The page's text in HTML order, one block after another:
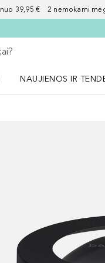
nuo 39,95 € 2 nemokami
NAUJIENOS IR